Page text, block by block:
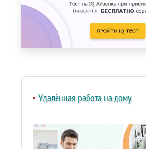
Удалённая работа на дому